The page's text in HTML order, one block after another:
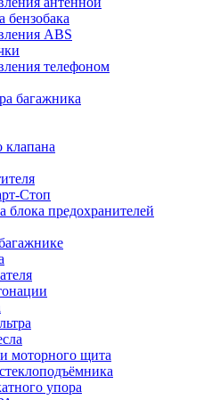
ABS
телефоном
багажника
Стоп
блока предохранителей
моторного щита
упора